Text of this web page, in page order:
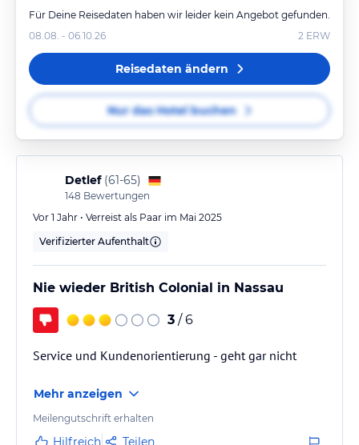
Für Deine Reisedaten haben wir leider kein Angebot gefunden.
08.08. - 06.10.26
2 ERW
Reisedaten ändern
Nur das Hotel buchen
Detlef (61-65)
148 Bewertungen
Vor 1 Jahr • Verreist als Paar im Mai 2025
Verifizierter Aufenthalt
Nie wieder British Colonial in Nassau
3 / 6
Service und Kundenorientierung - geht gar nicht
Mehr anzeigen
Meilengutschrift erhalten
Hilfreich Teilen